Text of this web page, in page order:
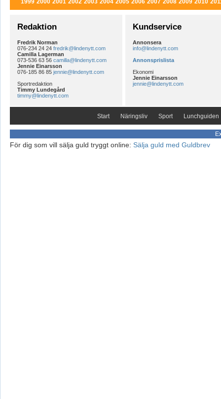
1999 2000 2001 2002 2003 2004 2005 2006 2007 2008 2009 2010
Redaktion
Fredrik Norman
076-234 24 24 fredrik@lindenytt.com
Camilla Lagerman
073-536 63 56 camilla@lindenytt.com
Jennie Einarsson
076-185 86 85 jennie@lindenytt.com
Sportredaktion
Timmy Lundegård
timmy@lindenytt.com
Kundservice
Annonsera
info@lindenytt.com
Annonsprislista
Ekonomi
Jennie Einarsson
jennie@lindenytt.com
Start Näringsliv Sport Lunchguiden
För dig som vill sälja guld tryggt online: Sälja guld med Guldbrev